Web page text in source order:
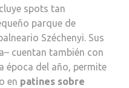
spots tan
parque de
Széchenyi. Sus
cuentan también con
época del año, permite
en patines sobre